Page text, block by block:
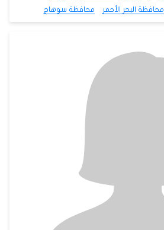
محافظة البحر الأحمر محافظة سوهاج